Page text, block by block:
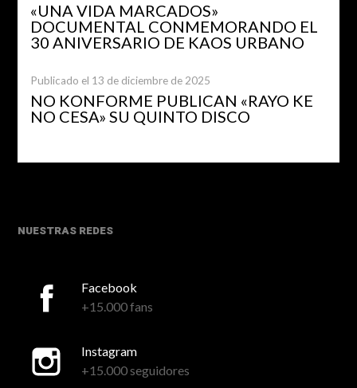
«UNA VIDA MARCADOS»
DOCUMENTAL CONMEMORANDO EL
30 ANIVERSARIO DE KAOS URBANO
Publicado el 13 de diciembre de 2025
NO KONFORME PUBLICAN «RAYO KE
NO CESA» SU QUINTO DISCO
NUESTRAS REDES
Facebook
+15.000 fans
Instagram
+15.000 seguidores